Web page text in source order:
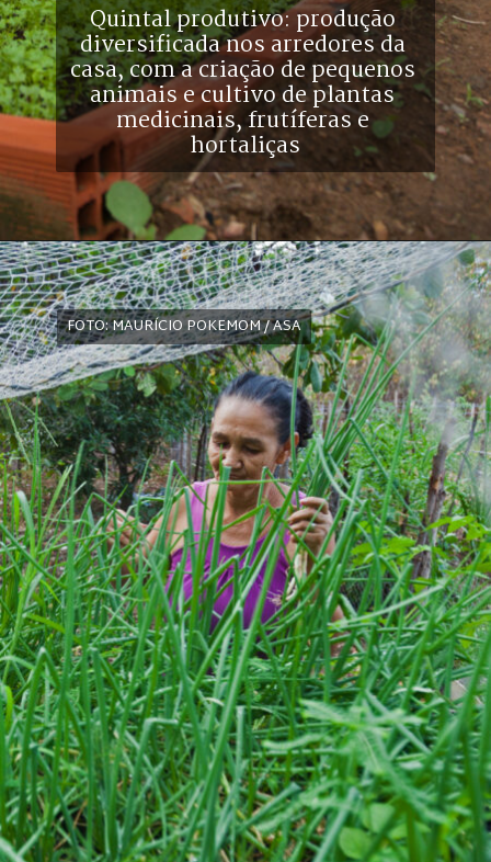
Quintal produtivo: produção
diversificada nos arredores da
casa, com a criação de pequenos
animais e cultivo de plantas
medicinais, frutíferas e
hortaliças
FOTO: MAURÍCIO POKEMOM / ASA
FOTO: MAURÍCIO POKEMOM / ASA